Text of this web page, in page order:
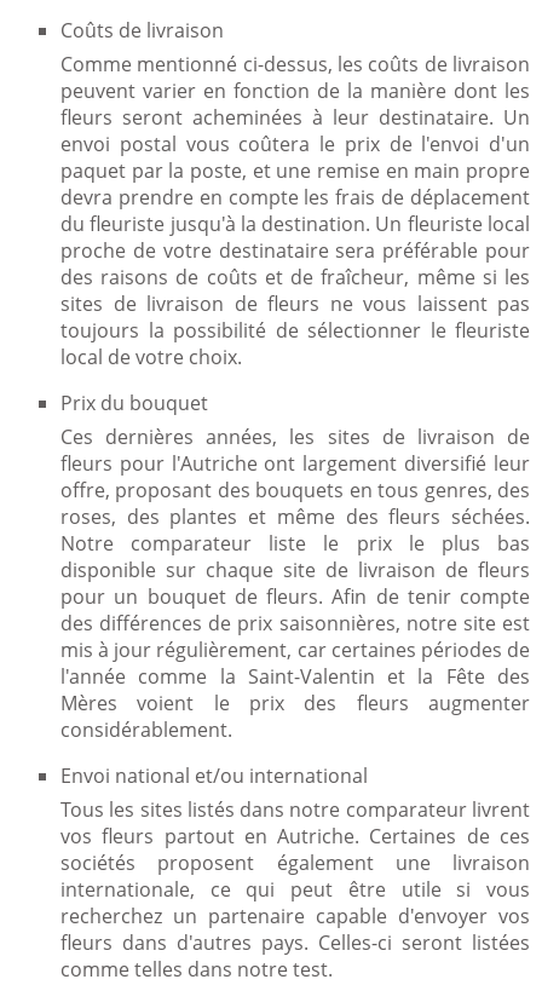
Coûts de livraison
Comme mentionné ci-dessus, les coûts de livraison
peuvent varier en fonction de la manière dont les
fleurs seront acheminées à leur destinataire. Un
envoi postal vous coûtera le prix de l'envoi d'un
paquet par la poste, et une remise en main propre
devra prendre en compte les frais de déplacement
du fleuriste jusqu'à la destination. Un fleuriste local
proche de votre destinataire sera préférable pour
des raisons de coûts et de fraîcheur, même si les
sites de livraison de fleurs ne vous laissent pas
toujours la possibilité de sélectionner le fleuriste
local de votre choix.
Prix du bouquet
Ces dernières années, les sites de livraison de
fleurs pour l'Autriche ont largement diversifié leur
offre, proposant des bouquets en tous genres, des
roses, des plantes et même des fleurs séchées.
Notre comparateur liste le prix le plus bas
disponible sur chaque site de livraison de fleurs
pour un bouquet de fleurs. Afin de tenir compte
des différences de prix saisonnières, notre site est
mis à jour régulièrement, car certaines périodes de
l'année comme la Saint-Valentin et la Fête des
Mères voient le prix des fleurs augmenter
considérablement.
Envoi national et/ou international
Tous les sites listés dans notre comparateur livrent
vos fleurs partout en Autriche. Certaines de ces
sociétés proposent également une livraison
internationale, ce qui peut être utile si vous
recherchez un partenaire capable d'envoyer vos
fleurs dans d'autres pays. Celles-ci seront listées
comme telles dans notre test.